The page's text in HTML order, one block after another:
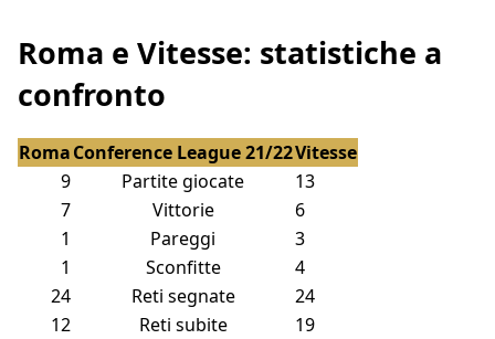
Roma e Vitesse: statistiche a
confronto
RomaConference League 21/22Vitesse
9
Partite giocate
13
7
Vittorie
6
1
Pareggi
3
1
Sconfitte
4
24
Reti segnate
24
12
Reti subite
19